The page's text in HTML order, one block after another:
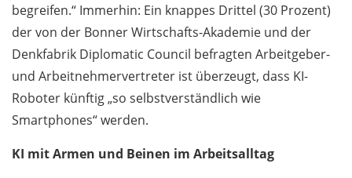
begreifen.“ Immerhin: Ein knappes Drittel (30 Prozent)
der von der Bonner Wirtschafts-Akademie und der
Denkfabrik Diplomatic Council befragten Arbeitgeber-
und Arbeitnehmervertreter ist überzeugt, dass KI-
Roboter künftig „so selbstverständlich wie
Smartphones“ werden.
KI mit Armen und Beinen im Arbeitsalltag